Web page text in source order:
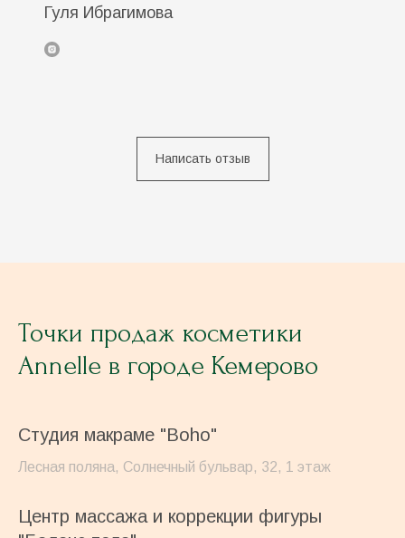
Гуля Ибрагимова
Написать отзыв
Точки продаж косметики
Annelle в городе Кемерово
Студия макраме "Boho"
Лесная поляна, Солнечный бульвар, 32, 1 этаж
Центр массажа и коррекции фигуры
hello@annelle.ru
ИП Юсупова А.